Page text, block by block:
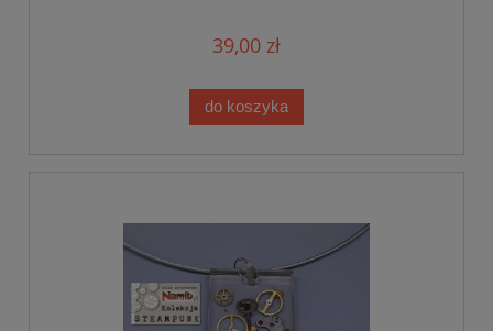
39,00 zł
do koszyka